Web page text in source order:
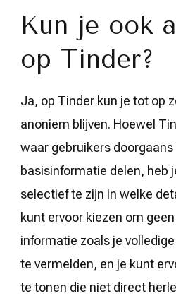
Kun je ook
op Tinder?
Ja, op Tinder kun je tot op
anoniem blijven. Hoewel
waar gebruikers
basisinformatie delen, heb
selectief te zijn in welke
kunt ervoor kiezen om
informatie zoals je
te vermelden, en je kunt
te tonen die niet direct